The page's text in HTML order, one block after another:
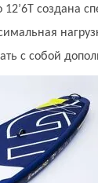
12’6T создана
с собой